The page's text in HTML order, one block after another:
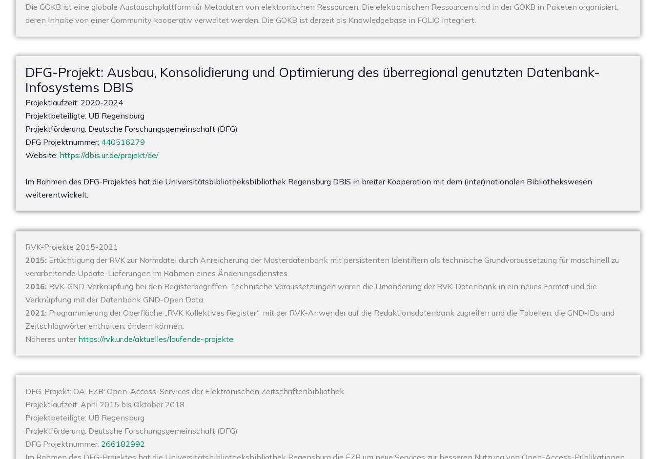
Die GOKB ist eine globale Austauschplattform für Metadaten von elektronischen Ressourcen. Die elektronischen Ressourcen sind in der GOKB in Paketen organisiert,
deren Inhalte von einer Community kooperativ verwaltet werden. Die GOKB ist derzeit als Knowledgebase in FOLIO integriert.
DFG-Projekt: Ausbau, Konsolidierung und Optimierung des überregional genutzten Datenbank-
Infosystems DBIS
Projektlaufzeit: 2020-2024
Projektbeteiligte: UB Regensburg
Projektförderung: Deutsche Forschungsgemeinschaft (DFG)
DFG Projektnummer: 440516279
Website: https://dbis.ur.de/projekt/de/
Im Rahmen des DFG-Projektes hat die Universitätsbibliotheksbibliothek Regensburg DBIS in breiter Kooperation mit dem (inter)nationalen Bibliothekswesen
weiterentwickelt.
RVK-Projekte 2015-2021
2015: Ertüchtigung der RVK zur Normdatei durch Anreicherung der Masterdatenbank mit persistenten Identifiern als technische Grundvoraussetzung für maschinell zu
verarbeitende Update-Lieferungen im Rahmen eines Änderungsdienstes.
2016: RVK-GND-Verknüpfung bei den Registerbegriffen. Technische Voraussetzungen waren die Umänderung der RVK-Datenbank in ein neues Format und die
Verknüpfung mit der Datenbank GND-Open Data.
2021: Programmierung der Oberfläche „RVK Kollektives Register“, mit der RVK-Anwender auf die Redaktionsdatenbank zugreifen und die Tabellen, die GND-IDs und
Zeitschlagwörter enthalten, ändern können.
Näheres unter https://rvk.ur.de/aktuelles/laufende-projekte
DFG-Projekt: OA-EZB: Open-Access-Services der Elektronischen Zeitschriftenbibliothek
Projektlaufzeit: April 2015 bis Oktober 2018
Projektbeteiligte: UB Regensburg
Projektförderung: Deutsche Forschungsgemeinschaft (DFG)
DFG Projektnummer: 266182992
Im Rahmen des DFG-Projektes hat die Universitätsbibliotheksbibliothek Regensburg die EZB um neue Services zur besseren Nutzung von Open-Access-Publikationen